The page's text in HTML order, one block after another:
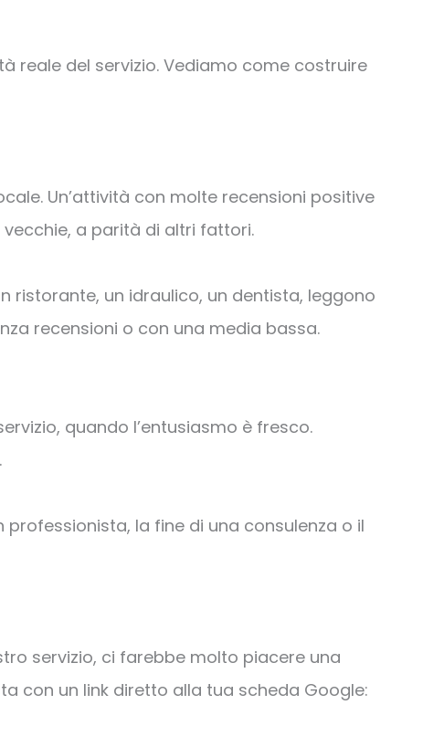
reale del servizio. Vediamo come costruire
Un’attività con molte recensioni positive
a parità di altri fattori.
ristorante, un idraulico, un dentista, leggono
recensioni o con una media bassa.
quando l’entusiasmo è fresco.
la fine di una consulenza o il
servizio, ci farebbe molto piacere una
con un link diretto alla tua scheda Google: